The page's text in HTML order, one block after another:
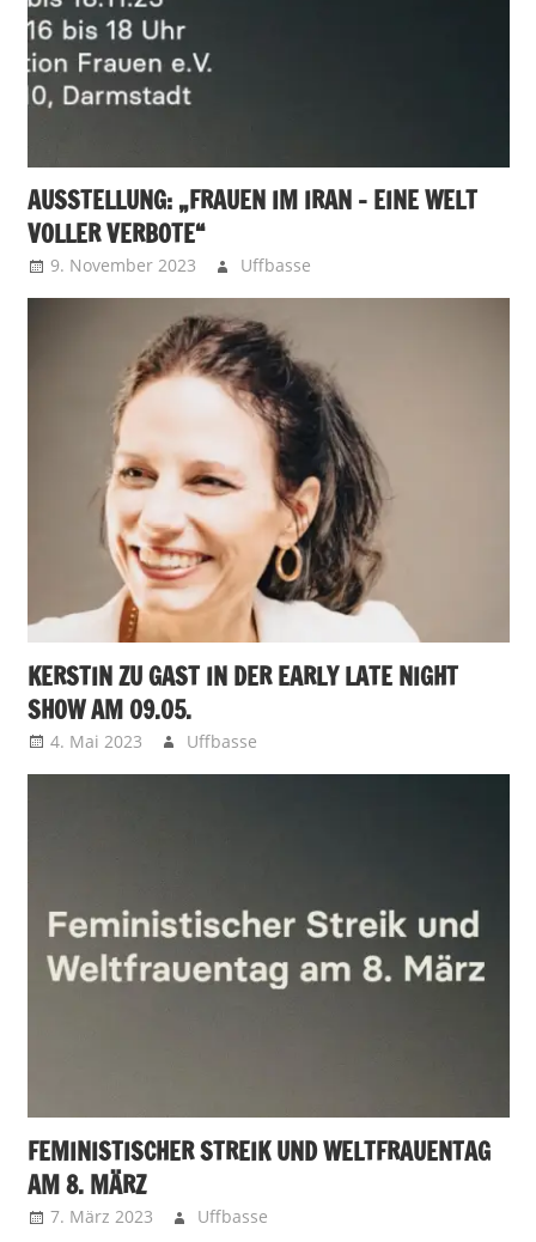
AUSSTELLUNG: „FRAUEN IM IRAN – EINE WELT
VOLLER VERBOTE“
9. November 2023 Uffbasse
KERSTIN ZU GAST IN DER EARLY LATE NIGHT
SHOW AM 09.05.
4. Mai 2023 Uffbasse
FEMINISTISCHER STREIK UND WELTFRAUENTAG
AM 8. MÄRZ
7. März 2023 Uffbasse